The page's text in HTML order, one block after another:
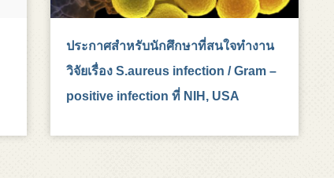
ประกาศสำหรับนักศึกษาที่สนใจทำงาน
วิจัยเรื่อง S.aureus infection / Gram –
positive infection ที่ NIH, USA